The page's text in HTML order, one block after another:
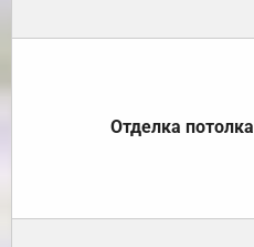
Отделка потолка